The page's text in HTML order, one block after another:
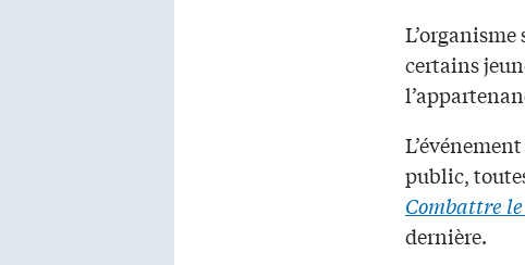
certains
public,
Combattre
dernière.